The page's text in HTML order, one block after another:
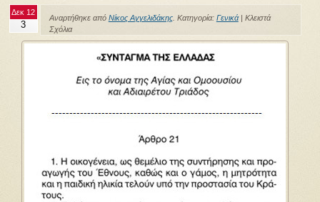
Δεκ 12
3
Αναρτήθηκε από Νίκος Αγγελιδάκης. Κατηγορία: Γενικά| Κλειστά
Σχόλια